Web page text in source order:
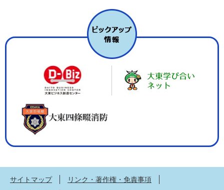
サイトマップ
リンク・著作権・免責事項